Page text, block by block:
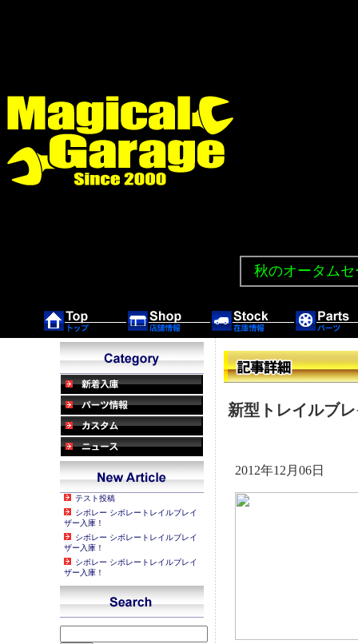
秋のオータムセ
テスト投稿
シボレー シボレートレイルブレイ
ザー入庫！
シボレー シボレートレイルブレイ
ザー入庫！
シボレー シボレートレイルブレイ
ザー入庫！
新型トレイルブ
2012年12月06日